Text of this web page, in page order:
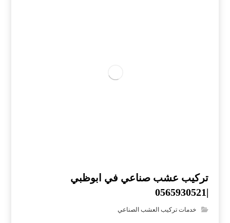
تركيب عشب صناعي في ابوظبي
|0565930521
خدمات تركيب العشب الصناعي